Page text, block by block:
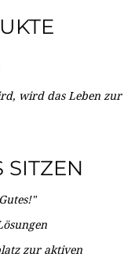
wird das Leben zur
SITZEN
zur aktiven